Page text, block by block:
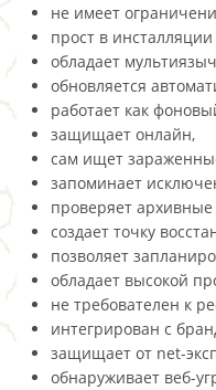
не имеет
прост в
обладает
обновляется
работает как
защищает онлайн,
сам ищет
запоминает
проверяет
создает точку
позволяет
обладает высокой
не требователен к
интегрирован с
защищает от net-
обнаруживает веб-